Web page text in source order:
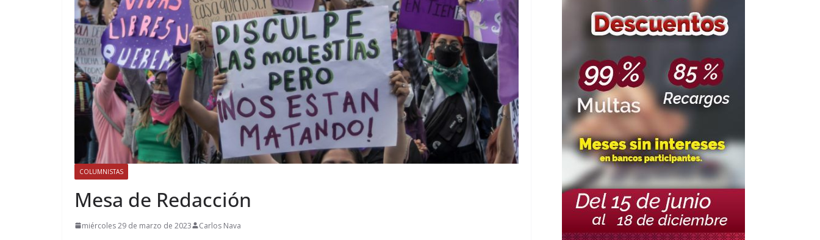
COLUMNISTAS
Mesa de Redacción
miércoles 29 de marzo de 2023 Carlos Nava